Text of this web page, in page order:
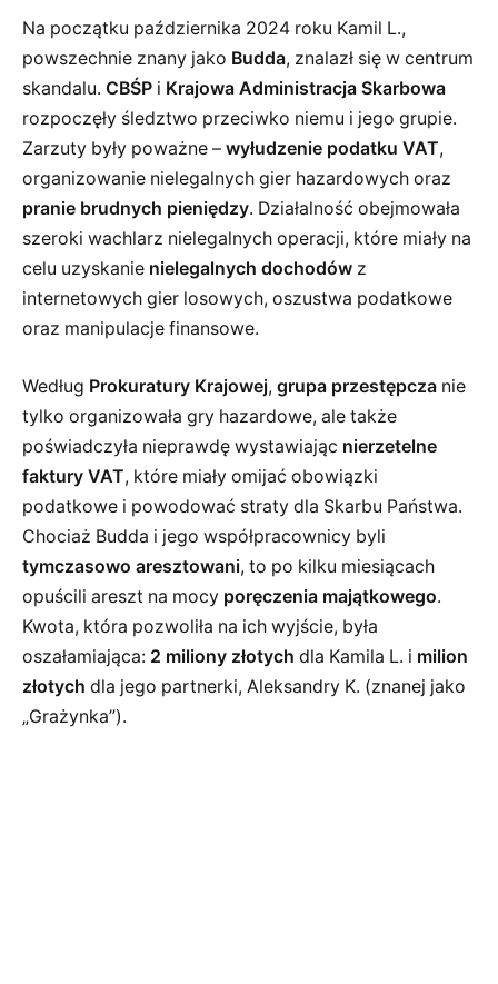
Na początku października 2024 roku Kamil L.,
powszechnie znany jako Budda, znalazł się w centrum
skandalu. CBŚP i Krajowa Administracja Skarbowa
rozpoczęły śledztwo przeciwko niemu i jego grupie.
Zarzuty były poważne – wyłudzenie podatku VAT,
organizowanie nielegalnych gier hazardowych oraz
pranie brudnych pieniędzy. Działalność obejmowała
szeroki wachlarz nielegalnych operacji, które miały na
celu uzyskanie nielegalnych dochodów z
internetowych gier losowych, oszustwa podatkowe
oraz manipulacje finansowe.
Według Prokuratury Krajowej, grupa przestępcza nie
tylko organizowała gry hazardowe, ale także
poświadczyła nieprawdę wystawiając nierzetelne
faktury VAT, które miały omijać obowiązki
podatkowe i powodować straty dla Skarbu Państwa.
Chociaż Budda i jego współpracownicy byli
tymczasowo aresztowani, to po kilku miesiącach
opuścili areszt na mocy poręczenia majątkowego.
Kwota, która pozwoliła na ich wyjście, była
oszałamiająca: 2 miliony złotych dla Kamila L. i milion
złotych dla jego partnerki, Aleksandry K. (znanej jako
„Grażynka”).